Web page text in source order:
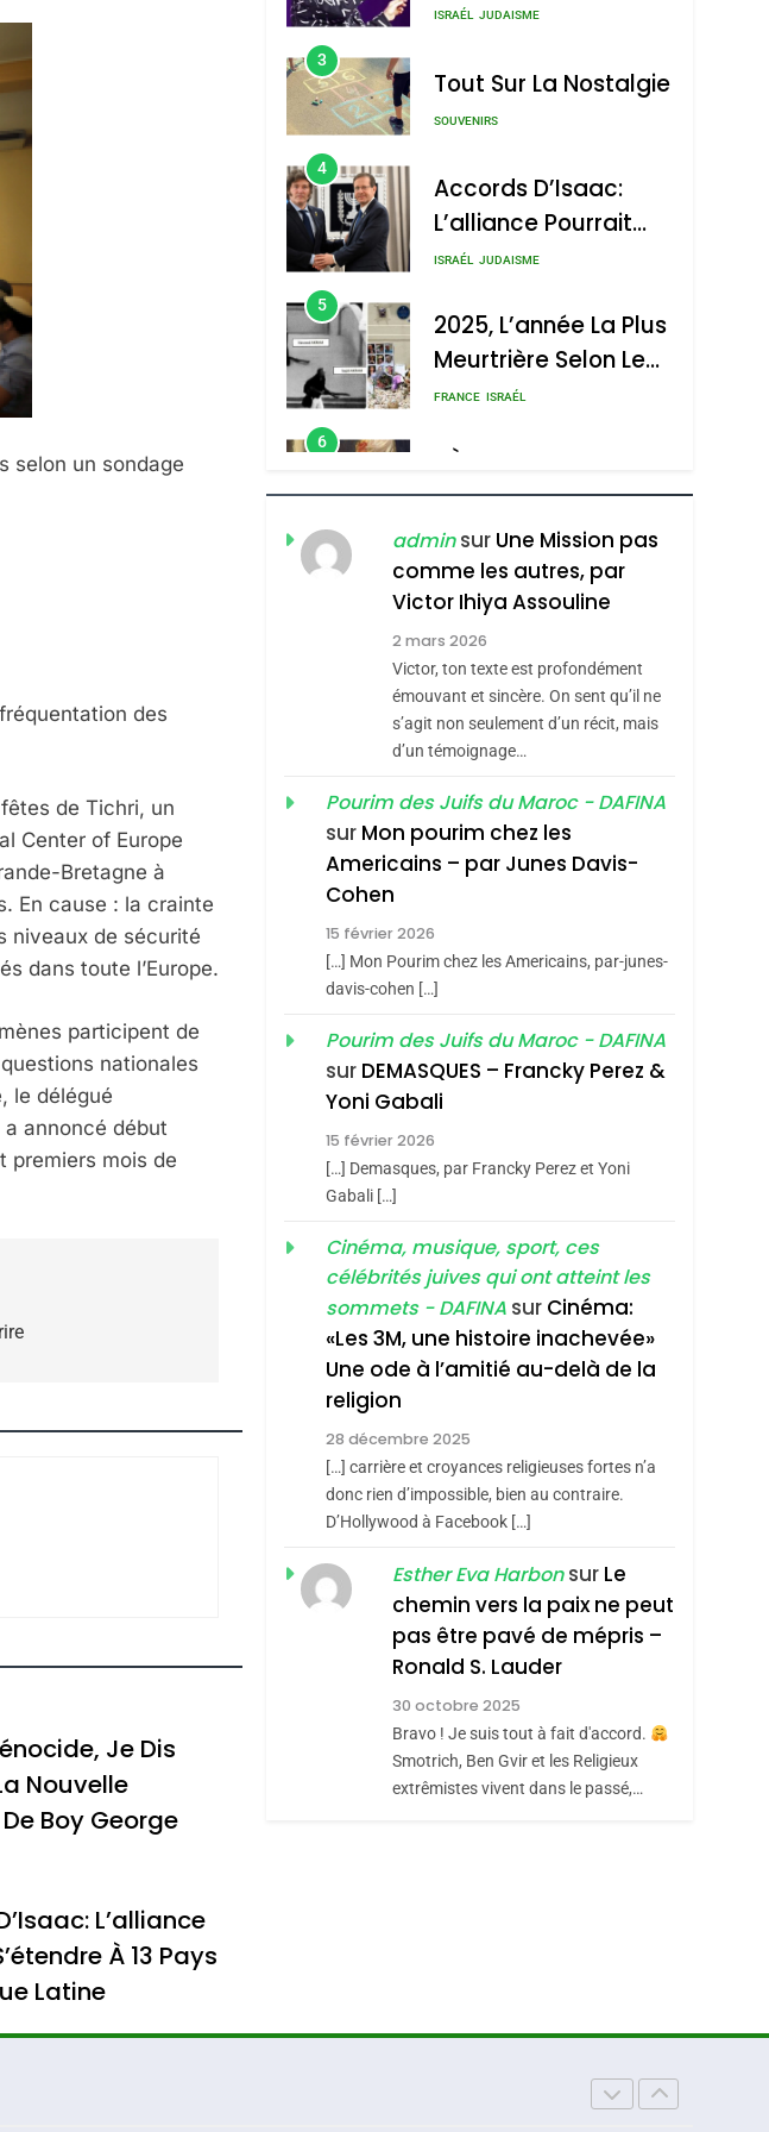
selon un sondage
des
de Tichri, un
Center of Europe
Bretagne à
En cause : la crainte
niveaux de sécurité
dans toute l’Europe.
participent de
nationales
le délégué
annoncé début
premiers mois de
Je Dis
Nouvelle
Boy George
L’alliance
À 13 Pays
Latine
Nouvelle Chanson De
ISRAÉL JUDAISME
3
Tout Sur La Nostalgie
SOUVENIRS
4
Accords D’Isaac:
L’alliance Pourrait
S’étendre À 13 Pays
ISRAÉL JUDAISME
5
2025, L’année La Plus
Meurtrière Selon Le
Rapport D’ADL
FRANCE ISRAÉL
6
FIÈRE, DIGNE ET
RÉSILIENTE :
POURQUOI JE
REVENDIQUE MA
JUDAÏTE Par Thérèse
Zrihen-Dvir
ISRAÉL JUDAISME
CE QUI NOUS
MANQUE – Jacques
Hadida
JUDAISME
Maroc : Les Amandes
De Tafraout, Le Miel
De Tadla Azilal
Consacrés Produits
Du Terroir
DAFINA MAROC
Oeil Ravageur –
2
Dis Guerre»: La
Nouvelle Chanson De
Boy George
ISRAÉL JUDAISME
Accords D’Isaac:
L’alliance Pourrait
S’étendre À 13 Pays
D’Amérique Latine
ISRAÉL JUDAISME
5
Meurtrière Selon Le
Rapport D’ADL
Contre
L’antisémitisme
FRANCE ISRAÉL
FIÈRE, DIGNE ET
RÉSILIENTE :
POURQUOI JE
REVENDIQUE MA
JUDAÏTE Par Thérèse
Zrihen-Dvir
ISRAÉL JUDAISME
CE QUI NOUS
MANQUE – Jacques
Hadida
JUDAISME
Maroc : Les Amandes
adminsur Une Mission pas
comme les autres, par
Victor Ihiya Assouline
2 mars 2026
Victor, ton texte est profondément
émouvant et sincère. On sent qu’il ne
s’agit non seulement d’un récit, mais
d’un témoignage…
Pourim des Juifs du Maroc - DAFINA
sur Mon pourim chez les
Americains – par Junes Davis-
Cohen
15 février 2026
[…] Mon Pourim chez les Americains, par-junes-
davis-cohen […]
Pourim des Juifs du Maroc - DAFINA
sur DEMASQUES – Francky Perez &
Yoni Gabali
15 février 2026
[…] Demasques, par Francky Perez et Yoni
Gabali […]
Cinéma, musique, sport, ces
célébrités juives qui ont atteint les
sommets - DAFINA sur Cinéma:
«Les 3M, une histoire inachevée»
Une ode à l’amitié au-delà de la
religion
28 décembre 2025
[…] carrière et croyances religieuses fortes n’a
donc rien d’impossible, bien au contraire.
D’Hollywood à Facebook […]
Esther Eva Harbonsur Le
chemin vers la paix ne peut
pas être pavé de mépris –
Ronald S. Lauder
30 octobre 2025
Bravo ! Je suis tout à fait d'accord.
Smotrich, Ben Gvir et les Religieux
extrêmistes vivent dans le passé,…
Contre L’antisémitisme
MA JUDAÏTE Par Thérèse Zrihen-